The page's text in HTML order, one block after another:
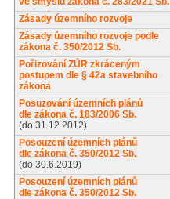
Zásady územního rozvoje
Zásady územního rozvoje podle
zákona č. 350/2012 Sb.
Pořizování ZÚR zkráceným
postupem dle § 42a stavebního
zákona
Posuzování územních plánů
dle zákona č. 183/2006 Sb.
(do 31.12.2012)
Posouzení územních plánů
dle zákona č. 350/2012 Sb.
(do 30.6.2019)
Posouzení územních plánů
dle zákona č. 350/2012 Sb.